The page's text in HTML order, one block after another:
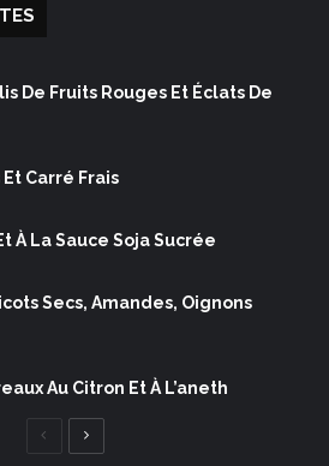
De Fruits Rouges Et Éclats De
Carré Frais
À La Sauce Soja Sucrée
Secs, Amandes, Oignons
Au Citron Et À L’aneth
Page